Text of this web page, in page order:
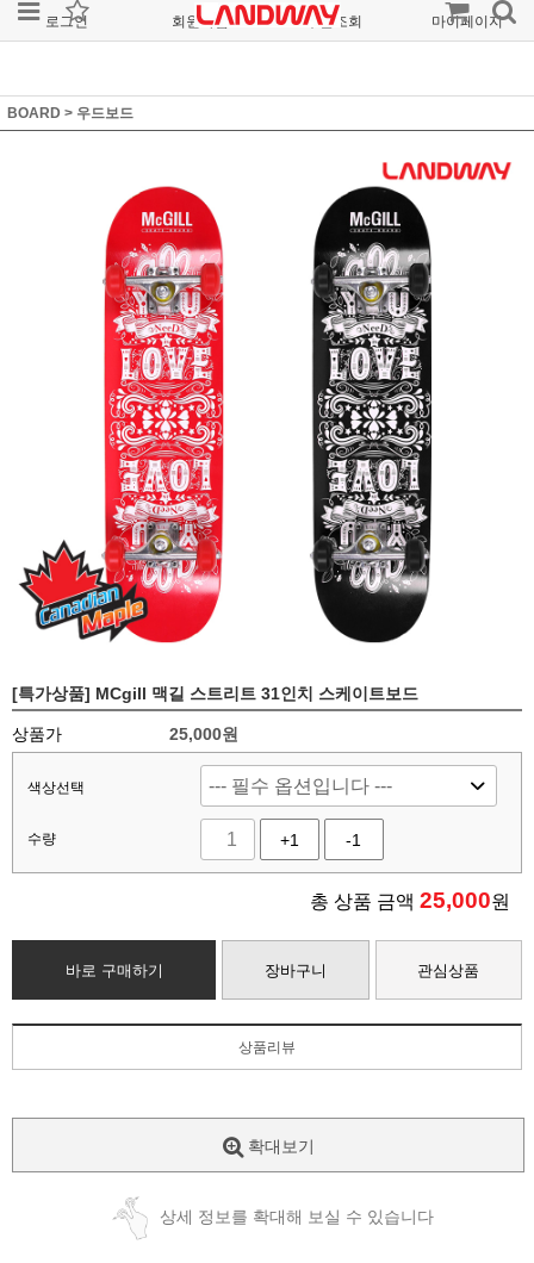
로그인 회원가입 주문조회 마이페이지
BOARD > 우드보드
[특가상품] MCgill 맥길 스트리트 31인치 스케이트보드
상품가 25,000원
색상선택
수량 +1 -1
총 상품 금액 25,000원
바로 구매하기 장바구니 관심상품
상품리뷰
확대보기
상세 정보를 확대해 보실 수 있습니다